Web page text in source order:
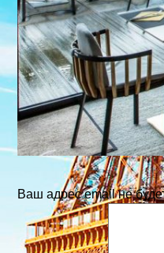
Ваш адрес email не